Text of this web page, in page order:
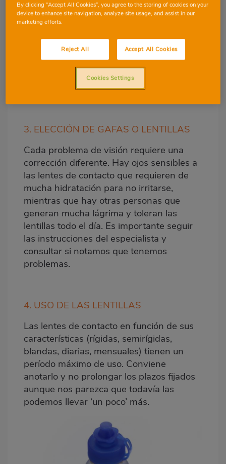
La elección de alimentos puedeayudarnos
a proteger la vista. Se recomiendan
verduras, frutas, pescado y frutos secos.
Contienen vitaminas A, C y E, zinc y
selenio, además de Omega 3. Son básicos
para la retina y para prevenir el
envejecimiento ocular.
3. ELECCIÓN DE GAFAS O LENTILLAS
Cada problema de visión requiere una
corrección diferente. Hay ojos sensibles a
las lentes de contacto que requieren de
mucha hidratación para no irritarse,
mientras que hay otras personas que
generan mucha lágrima y toleran las
lentillas todo el día. Es importante seguir
las instrucciones del especialista y
consultar si notamos que tenemos
problemas.
4. USO DE LAS LENTILLAS
Las lentes de contacto en función de sus
características (rígidas, semirígidas,
blandas, diarias, mensuales) tienen un
período máximo de uso. Conviene
anotarlo y no prolongar los plazos fijados
aunque nos parezca que todavía las
podemos llevar ‘un poco’ más.
By clicking “Accept All Cookies”, you agree to the storing of cookies on your
device to enhance site navigation, analyze site usage, and assist in our
marketing efforts.
Reject All Accept All Cookies
Cookies Settings